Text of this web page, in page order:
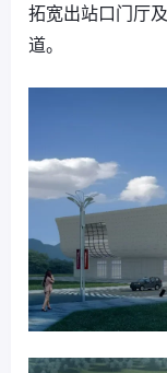
拓宽出站口门厅
道。